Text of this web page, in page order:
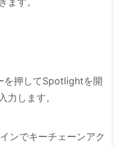
を押してSpotlightを開
力します。
ンでキーチェーンアク